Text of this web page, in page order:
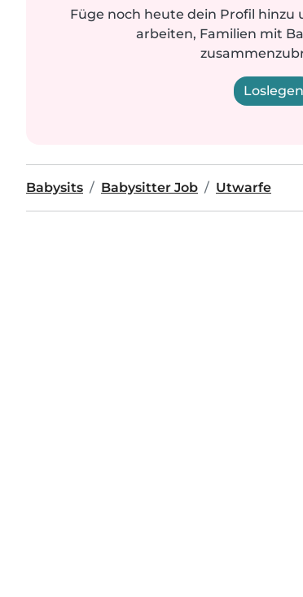
Füge noch heute dein Profil
arbeiten, Familien mit
Loslegen
Babysits Babysitter Job Utwarfe